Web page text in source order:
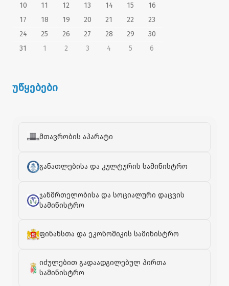
10
11 12 13 14 15
16
17
18 19 20 21 22
23
24
25 26 27 28 29
30
31
1 2 3 4 5 6
უწყებები
მთავრობის აპარატი
განათლებისა და კულტურის სამინისტრო
ჯანმრთელობისა და სოციალური დაცვის
სამინისტრო
ფინანსთა და ეკონომიკის სამინისტრო
იძულებით გადაადგილებულ პირთა
სამინისტრო